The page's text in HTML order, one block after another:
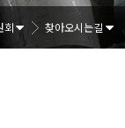
회 찾아오시는길